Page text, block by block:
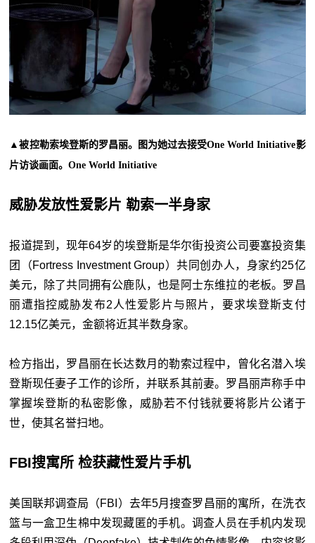
▲被控勒索埃登斯的罗昌丽。图为她过去接受One World Initiative影
片访谈画面。One World Initiative
威胁发放性爱影片 勒索一半身家
报道提到，现年64岁的埃登斯是华尔街投资公司要塞投资集
团（Fortress Investment Group）共同创办人，身家约25亿
美元，除了共同拥有公鹿队，也是阿士东维拉的老板。罗昌
丽遭指控威胁发布2人性爱影片与照片，要求埃登斯支付
12.15亿美元，金额将近其半数身家。
检方指出，罗昌丽在长达数月的勒索过程中，曾化名潜入埃
登斯现任妻子工作的诊所，并联系其前妻。罗昌丽声称手中
掌握埃登斯的私密影像，威胁若不付钱就要将影片公诸于
世，使其名誉扫地。
FBI搜寓所 检获藏性爱片手机
美国联邦调查局（FBI）去年5月搜查罗昌丽的寓所，在洗衣
篮与一盒卫生棉中发现藏匿的手机。调查人员在手机内发现